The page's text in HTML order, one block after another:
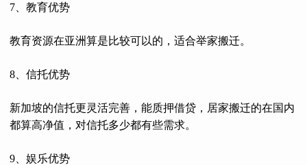
7、教育优势
教育资源在亚洲算是比较可以的，适合举家搬迁。
8、信托优势
新加坡的信托更灵活完善，能质押借贷，居家搬迁的在国内
都算高净值，对信托多少都有些需求。
9、娱乐优势